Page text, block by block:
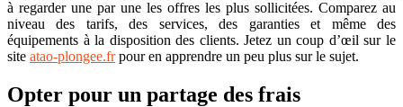
à regarder une par une les offres les plus sollicitées. Comparez au
niveau des tarifs, des services, des garanties et même des
équipements à la disposition des clients. Jetez un coup d’œil sur le
site atao-plongee.frpour en apprendre un peu plus sur le sujet.
Opter pour un partage des frais